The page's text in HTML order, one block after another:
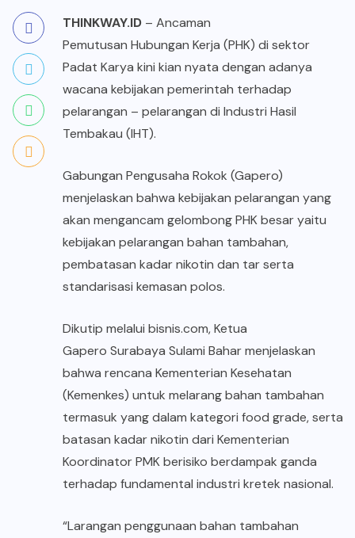
THINKWAY.ID – Ancaman
Pemutusan Hubungan Kerja (PHK) di sektor
Padat Karya kini kian nyata dengan adanya
wacana kebijakan pemerintah terhadap
pelarangan – pelarangan di Industri Hasil
Tembakau (IHT).
Gabungan Pengusaha Rokok (Gapero)
menjelaskan bahwa kebijakan pelarangan yang
akan mengancam gelombong PHK besar yaitu
kebijakan pelarangan bahan tambahan,
pembatasan kadar nikotin dan tar serta
standarisasi kemasan polos.
Dikutip melalui bisnis.com, Ketua
Gapero Surabaya Sulami Baharmenjelaskan
bahwa rencana Kementerian Kesehatan
(Kemenkes) untuk melarang bahan tambahan
termasuk yang dalam kategori food grade, serta
batasan kadar nikotin dari Kementerian
Koordinator PMK berisiko berdampak ganda
terhadap fundamental industri kretek nasional.
“Larangan penggunaan bahan tambahan